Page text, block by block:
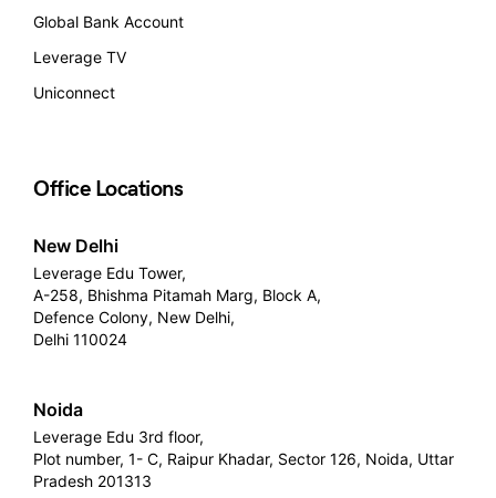
Global Bank Account
Leverage TV
Uniconnect
Office Locations
New Delhi
Leverage Edu Tower,
A-258, Bhishma Pitamah Marg, Block A,
Defence Colony, New Delhi,
Delhi 110024
Noida
Leverage Edu 3rd floor,
Plot number, 1- C, Raipur Khadar, Sector 126, Noida, Uttar
Pradesh 201313